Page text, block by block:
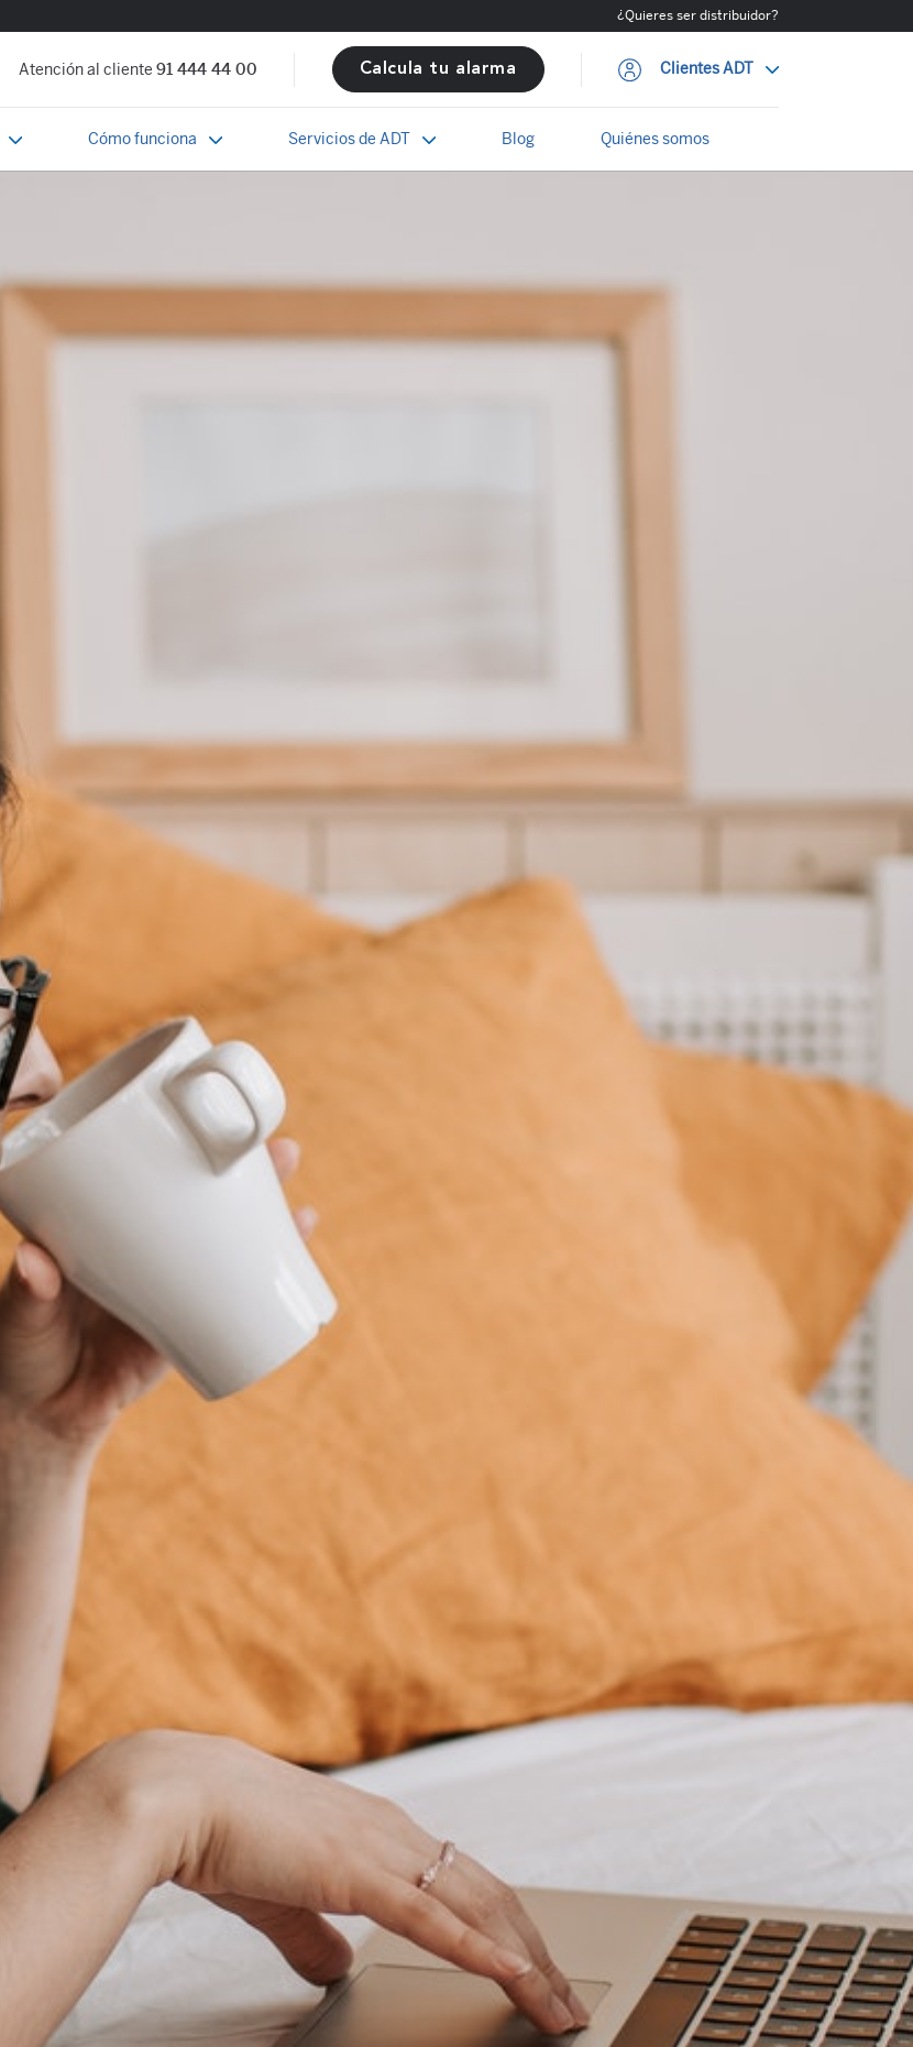
¿Quieres ser distribuidor?
Atención al cliente91 444 44 00 Calcula tu alarma Clientes ADT
Cómo funciona Servicios de ADT Blog Quiénes somos